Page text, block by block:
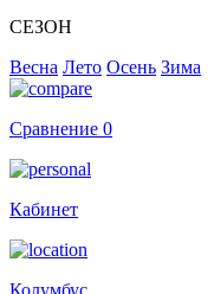
СЕЗОН
Весна Лето Осень Зима
Сравнение 0
Кабинет
Колумбус